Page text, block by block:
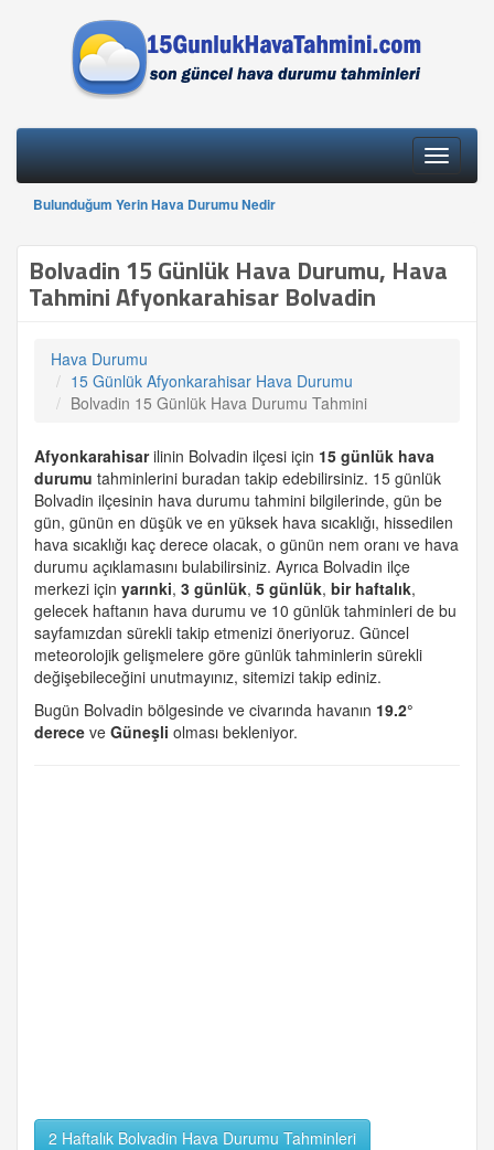
Toggle
Bulunduğum Yerin Hava Durumu Nedir
Bolvadin 15 Günlük Hava Durumu, Hava
Tahmini Afyonkarahisar Bolvadin
Hava Durumu
15 Günlük Afyonkarahisar Hava Durumu
Bolvadin 15 Günlük Hava Durumu Tahmini
Afyonkarahisarilinin Bolvadin ilçesi için 15 günlük hava
durumu tahminlerini buradan takip edebilirsiniz. 15 günlük
Bolvadin ilçesinin hava durumu tahmini bilgilerinde, gün be
gün, günün en düşük ve en yüksek hava sıcaklığı, hissedilen
hava sıcaklığı kaç derece olacak, o günün nem oranı ve hava
durumu açıklamasını bulabilirsiniz. Ayrıca Bolvadin ilçe
merkezi için yarınki, 3 günlük, 5 günlük, bir haftalık,
gelecek haftanın hava durumu ve 10 günlük tahminleri de bu
sayfamızdan sürekli takip etmenizi öneriyoruz. Güncel
meteorolojik gelişmelere göre günlük tahminlerin sürekli
değişebileceğini unutmayınız, sitemizi takip ediniz.
Bugün Bolvadin bölgesinde ve civarında havanın 19.2°
derece ve Güneşli olması bekleniyor.
2 Haftalık Bolvadin Hava Durumu Tahminleri